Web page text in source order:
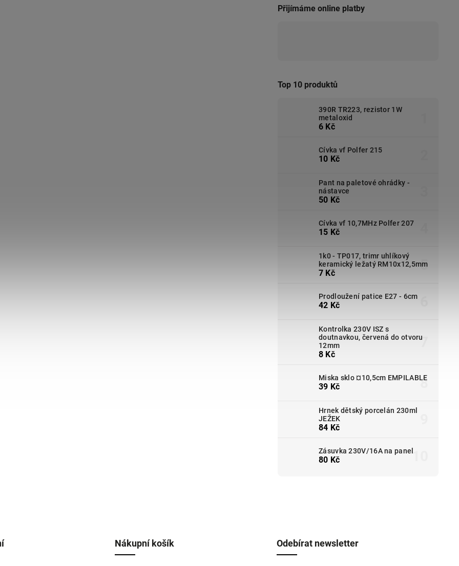
Přijímáme online platby
Top 10 produktů
390R TR223, rezistor 1W
metaloxid
6 Kč
Cívka vf Polfer 215
10 Kč
Pant na paletové ohrádky -
nástavce
50 Kč
Cívka vf 10,7MHz Polfer 207
15 Kč
1k0 - TP017, trimr uhlíkový
keramický ležatý RM10x12,5mm
7 Kč
Prodloužení patice E27 - 6cm
42 Kč
Kontrolka 230V ISZ s
doutnavkou, červená do otvoru
12mm
8 Kč
Miska sklo ¤10,5cm EMPILABLE
39 Kč
Hrnek dětský porcelán 230ml
JEŽEK
84 Kč
Zásuvka 230V/16A na panel
80 Kč
Nákupní košík Odebírat newsletter